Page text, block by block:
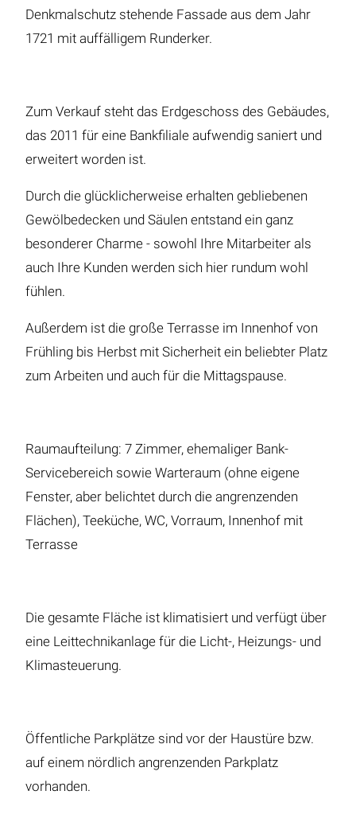
Denkmalschutz stehende Fassade aus dem Jahr
1721 mit auffälligem Runderker.
Zum Verkauf steht das Erdgeschoss des Gebäudes,
das 2011 für eine Bankfiliale aufwendig saniert und
erweitert worden ist.
Durch die glücklicherweise erhalten gebliebenen
Gewölbedecken und Säulen entstand ein ganz
besonderer Charme - sowohl Ihre Mitarbeiter als
auch Ihre Kunden werden sich hier rundum wohl
fühlen.
Außerdem ist die große Terrasse im Innenhof von
Frühling bis Herbst mit Sicherheit ein beliebter Platz
zum Arbeiten und auch für die Mittagspause.
Raumaufteilung: 7 Zimmer, ehemaliger Bank-
Servicebereich sowie Warteraum (ohne eigene
Fenster, aber belichtet durch die angrenzenden
Flächen), Teeküche, WC, Vorraum, Innenhof mit
Terrasse
Die gesamte Fläche ist klimatisiert und verfügt über
eine Leittechnikanlage für die Licht-, Heizungs- und
Klimasteuerung.
Öffentliche Parkplätze sind vor der Haustüre bzw.
auf einem nördlich angrenzenden Parkplatz
vorhanden.